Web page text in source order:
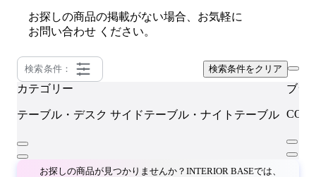
お探しの商品の掲載がない場合、お気軽に
お問い合わせ ください。
検索条件： 検索条件をクリア
カテゴリー
テーブル・デスク サイドテーブル・ナイトテーブル
ブラ
お探しの商品が見つかりませんか？INTERIOR BASEでは、